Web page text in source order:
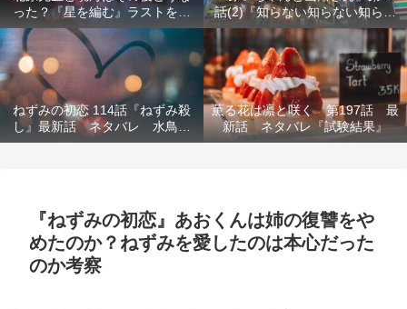
った？『星を編む』ラストをネ
タバレ解説
話(2)『知らない知らない知らな
い』最新話 ネタバレ 犯人確
定 次回最終回
ねずみの初恋 114話『ねずみ殺
し』最新話 ネタバレ 水鳥死
亡 鯆を殺すか
薫る花は凛と咲く 第197話 最
新話 ネタバレ『試験結果』
『ねずみの初恋』あおくんは姉の復讐をや
めたのか？ねずみを愛したのは本心だった
のか考察